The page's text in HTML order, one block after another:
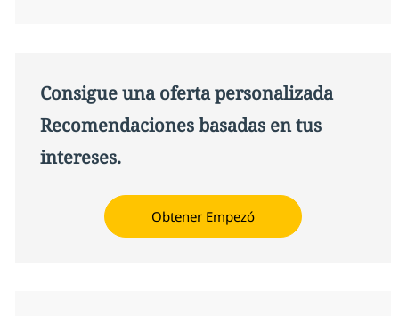
Consigue una oferta personalizada
Recomendaciones basadas en tus
intereses.
Obtener Empezó